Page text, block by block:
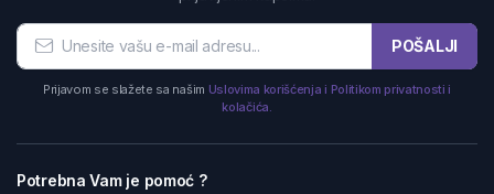
POŠALJI
Prijavom se slažete sa našim Uslovima korišćenja i Politikom privatnosti i
kolačića.
Potrebna Vam je pomoć ?